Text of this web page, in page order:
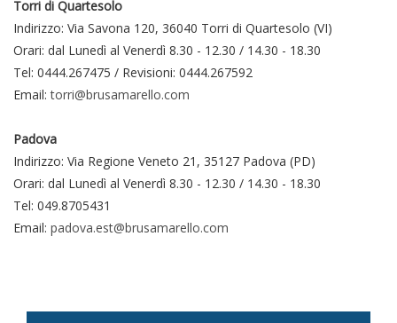
Torri di Quartesolo
Indirizzo: Via Savona 120, 36040 Torri di Quartesolo (VI)
Orari: dal Lunedì al Venerdì 8.30 - 12.30 / 14.30 - 18.30
Tel: 0444.267475 / Revisioni: 0444.267592
Email:torri@brusamarello.com
Padova
Indirizzo: Via Regione Veneto 21, 35127 Padova (PD)
Orari: dal Lunedì al Venerdì 8.30 - 12.30 / 14.30 - 18.30
Tel: 049.8705431
Email: padova.est@brusamarello.com